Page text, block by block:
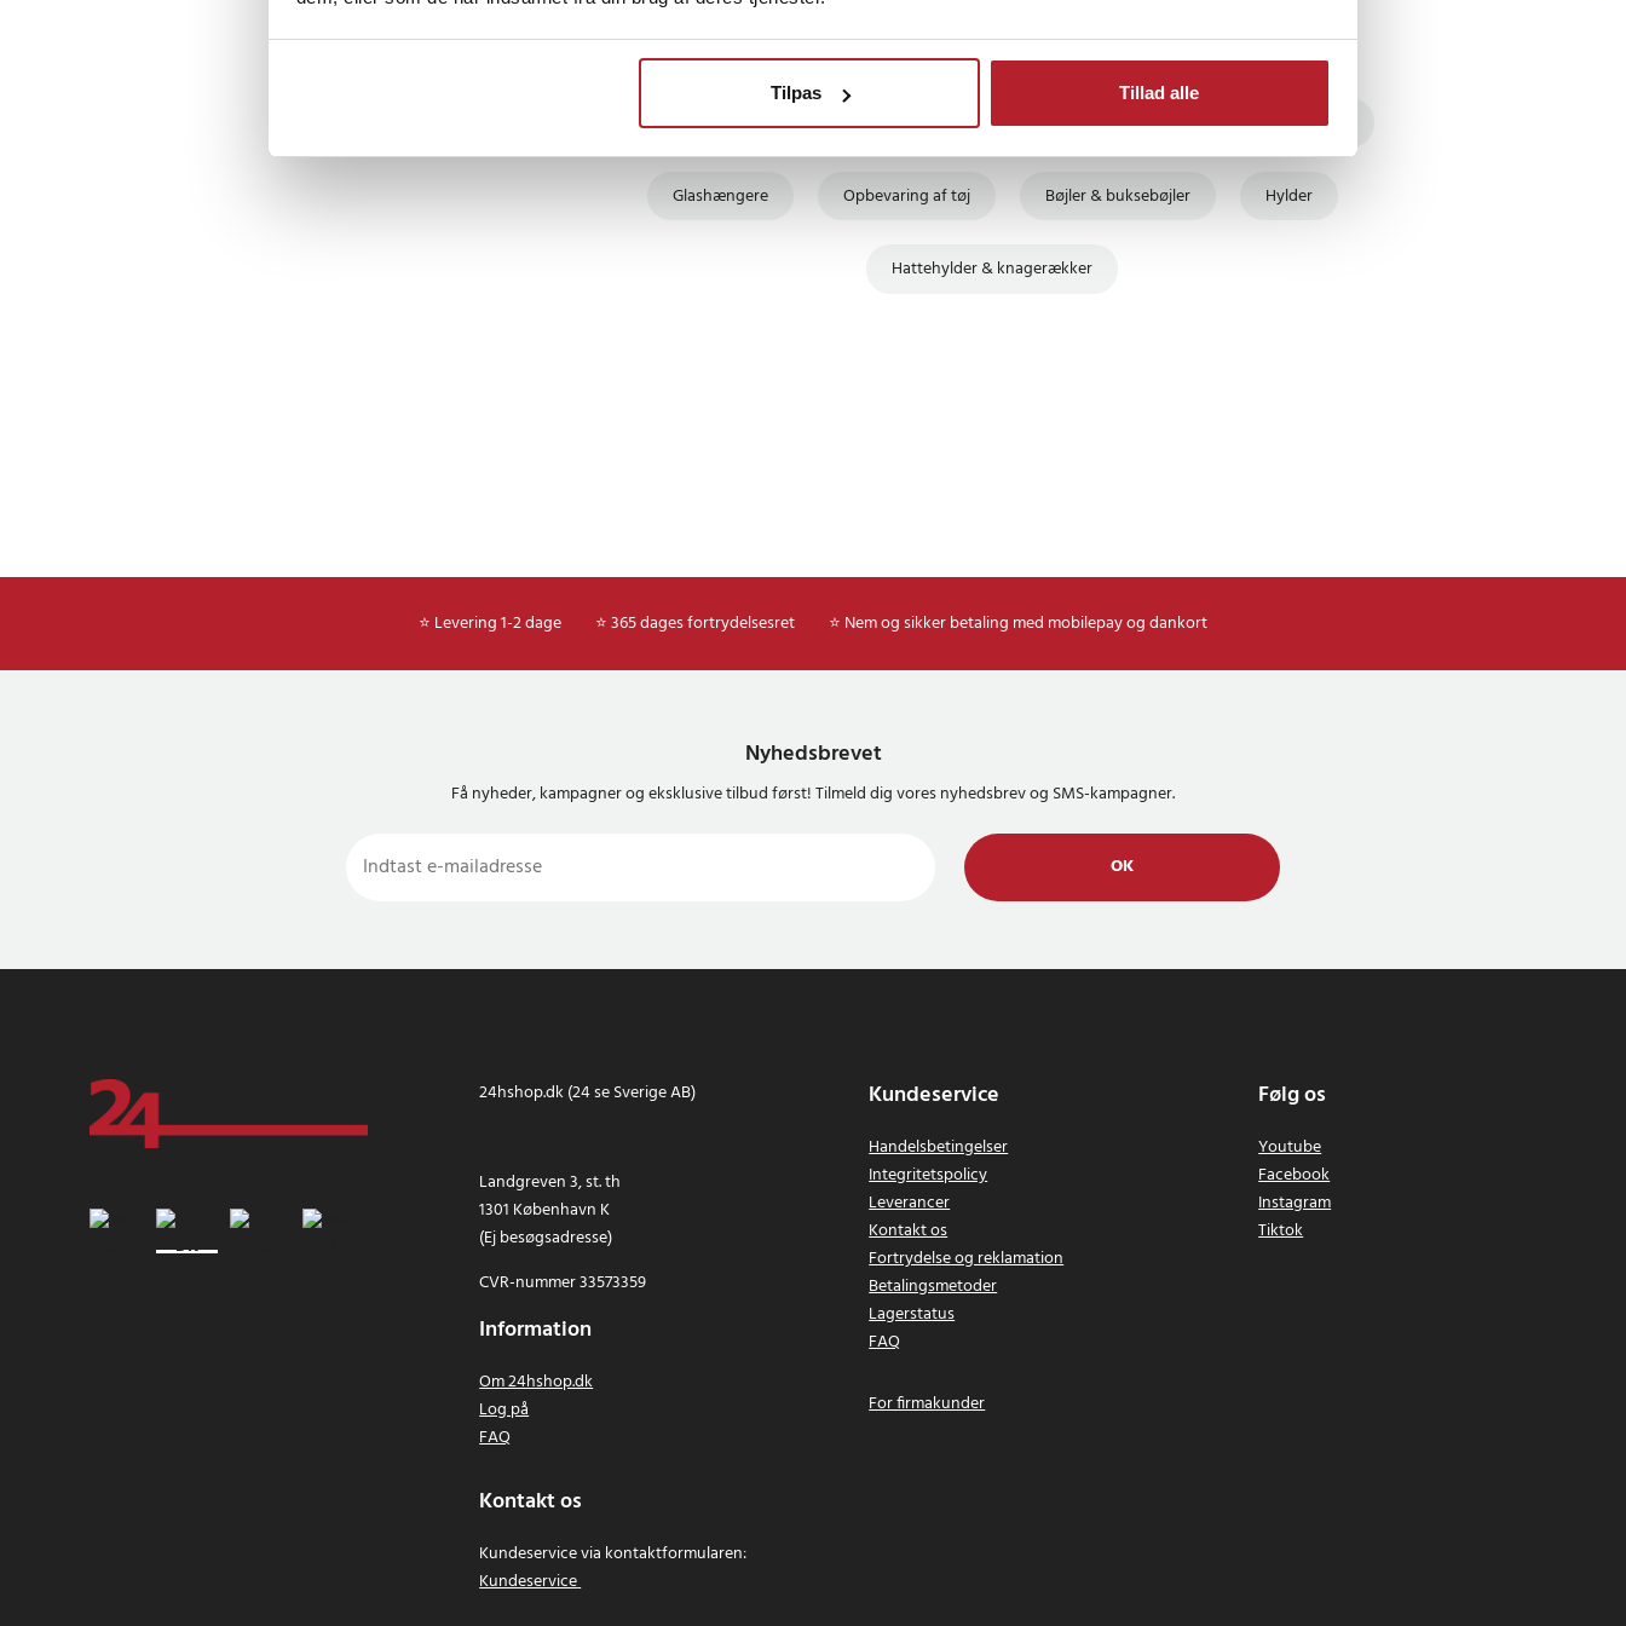
Tilpas Tillad alle
- Diameter: 25 mm
Finde gode tilbud
Hjem & Have Køkkentilbehør Køkkenprodukter Indretningsprodukter
Glashængere Opbevaring af tøj Bøjler & buksebøjler Hylder
Hattehylder & knagerækker
⭐ Levering 1-2 dage ⭐ 365 dages fortrydelsesret ⭐ Nem og sikker betaling med mobilepay og dankort
Nyhedsbrevet
Få nyheder, kampagner og eksklusive tilbud først! Tilmeld dig vores nyhedsbrev og SMS-kampagner.
OK
24hshop.dk (24 se Sverige AB)
Landgreven 3, st. th
1301 København K
(Ej besøgsadresse)
CVR-nummer 33573359
Information
Om 24hshop.dk
Log på
FAQ
Kontakt os
Kundeservice via kontaktformularen:
Kundeservice
Kundeservice
Handelsbetingelser
Integritetspolicy
Leverancer
Kontakt os
Fortrydelse og reklamation
Betalingsmetoder
Lagerstatus
FAQ
For firmakunder
Følg os
Youtube
Facebook
Instagram
Tiktok